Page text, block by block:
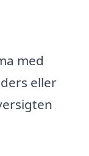
med
eller